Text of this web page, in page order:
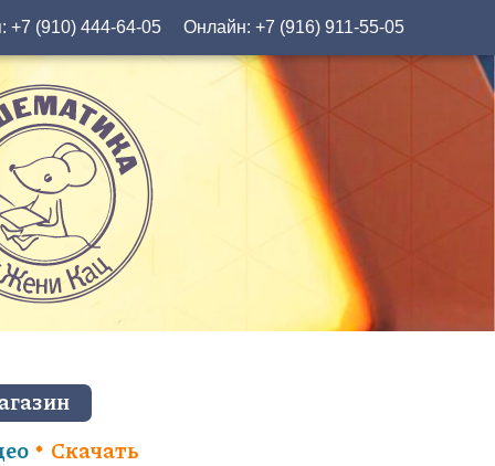
+7 (910) 444-64-05 Онлайн:+7 (916) 911-55-05
Скачать